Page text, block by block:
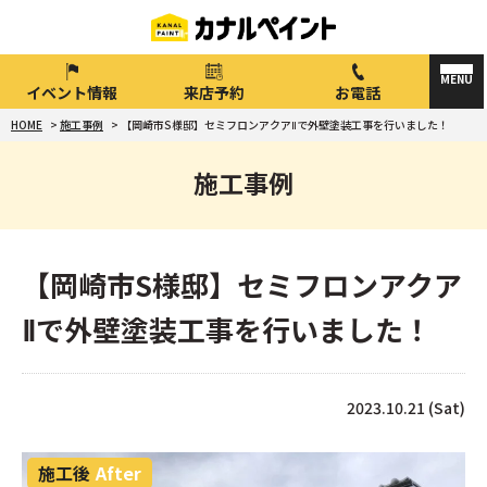
イベント情報 来店予約 お電話
HOME > 施工事例 > 【岡崎市S様邸】セミフロンアクアⅡで外壁塗装工事を行いました！
施工事例
【岡崎市S様邸】セミフロンアクア
Ⅱで外壁塗装工事を行いました！
2023.10.21 (Sat)
施工後 After